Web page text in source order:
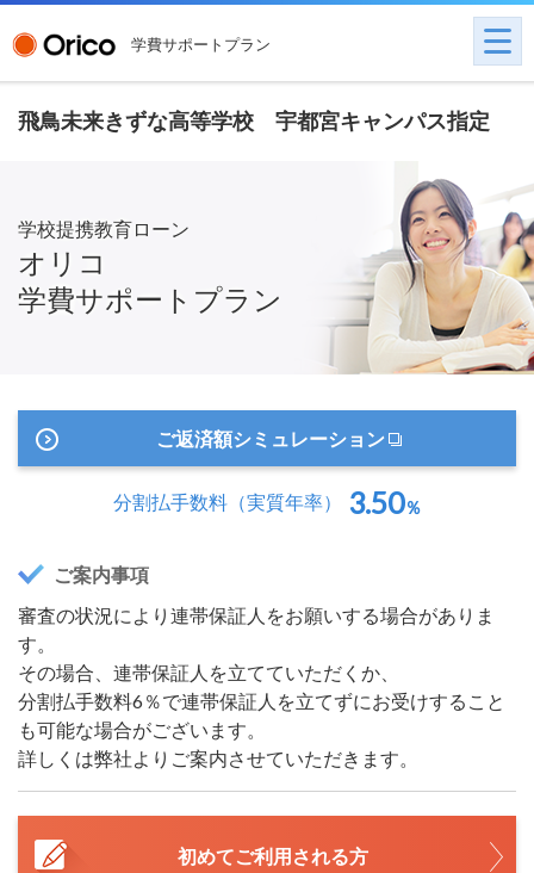
学費サポートプラン
飛鳥未来きずな高等学校 宇都宮キャンパス指定
学校提携教育ローン
オリコ
学費サポートプラン
ご返済額シミュレーション
分割払手数料（実質年率） 3.50％
ご案内事項
審査の状況により連帯保証人をお願いする場合がありま
す。
その場合、連帯保証人を立てていただくか、
分割払手数料6％で連帯保証人を立てずにお受けすること
も可能な場合がございます。
詳しくは弊社よりご案内させていただきます。
初めてご利用される方